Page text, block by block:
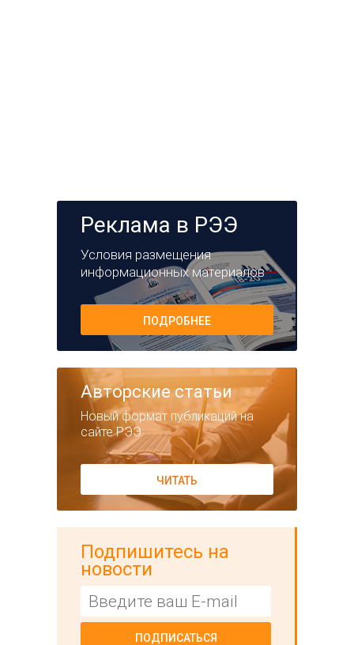
Реклама в РЭЭ
Условия размещения
информационных материалов
ПОДРОБНЕЕ
Авторские статьи
Новый формат публикаций на
сайте РЭЭ
ЧИТАТЬ
Подпишитесь на
новости
ПОДПИСАТЬСЯ